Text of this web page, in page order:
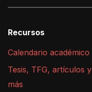
Recursos
Calendario académico
Tesis, TFG, artículos y
más